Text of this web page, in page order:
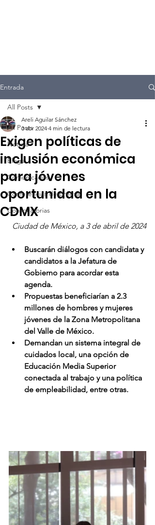
Entrada
All Posts
Noticia
Blogs
Comunicados
Conferencias de prensa
Convocatorias
All Posts
Exigen políticas de
inclusión económica
para jóvenes
oportunidad en la
CDMX
Areli Aguilar Sánchez
3 abr 2024 4 min de lectura
Ciudad de México, a 3 de abril de 2024
Buscarán diálogos con candidata y
candidatos a la Jefatura de
Gobierno para acordar esta
agenda.
Propuestas beneficiarían a 2.3
millones de hombres y mujeres
jóvenes de la Zona Metropolitana
del Valle de México.
Demandan un sistema integral de
cuidados local, una opción de
Educación Media Superior
conectada al trabajo y una política
de empleabilidad, entre otras.